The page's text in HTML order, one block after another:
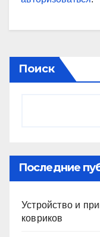
Поиск
Последние
Устройство и
ковриков